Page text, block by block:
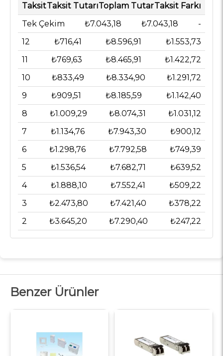
TaksitTaksit TutarıToplam TutarTaksit Farkı
Tek Çekim
₺7.043,18 ₺7.043,18
-
12
₺716,41 ₺8.596,91
₺1.553,73
11
₺769,63 ₺8.465,91
₺1.422,72
10
₺833,49 ₺8.334,90
₺1.291,72
9
₺909,51 ₺8.185,59
₺1.142,40
8
₺1.009,29 ₺8.074,31
₺1.031,12
7
₺1.134,76 ₺7.943,30
₺900,12
6
₺1.298,76 ₺7.792,58
₺749,39
5
₺1.536,54 ₺7.682,71
₺639,52
4
₺1.888,10 ₺7.552,41
₺509,22
3
₺2.473,80 ₺7.421,40
₺378,22
2
₺3.645,20 ₺7.290,40 ₺247,22
Benzer Ürünler